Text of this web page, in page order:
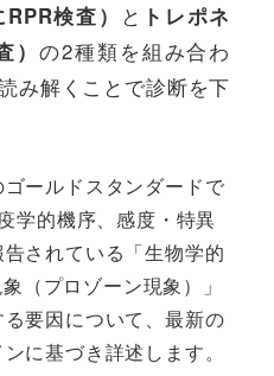
検査）
と トレポネ
の2種類を組み合わ
み解くことで診断を下
ールドスタンダードで
学的機序、感度・特異
されている「生物学的
（プロゾーン現象）」
要因について、最新の
に基づき詳述します。